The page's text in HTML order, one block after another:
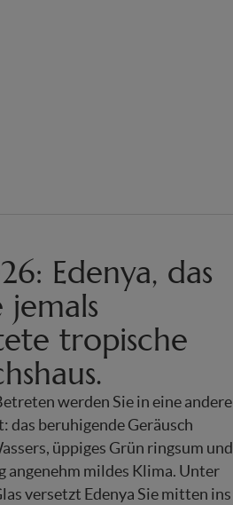
Edenya, das
tropische
werden Sie in eine andere
das beruhigende Geräusch
üppiges Grün ringsum und
angenehm mildes Klima. Unter
versetzt Edenya Sie mitten ins